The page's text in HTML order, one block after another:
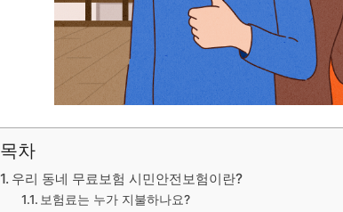
목차
우리 동네 무료보험 시민안전보험이란?
보험료는 누가 지불하나요?